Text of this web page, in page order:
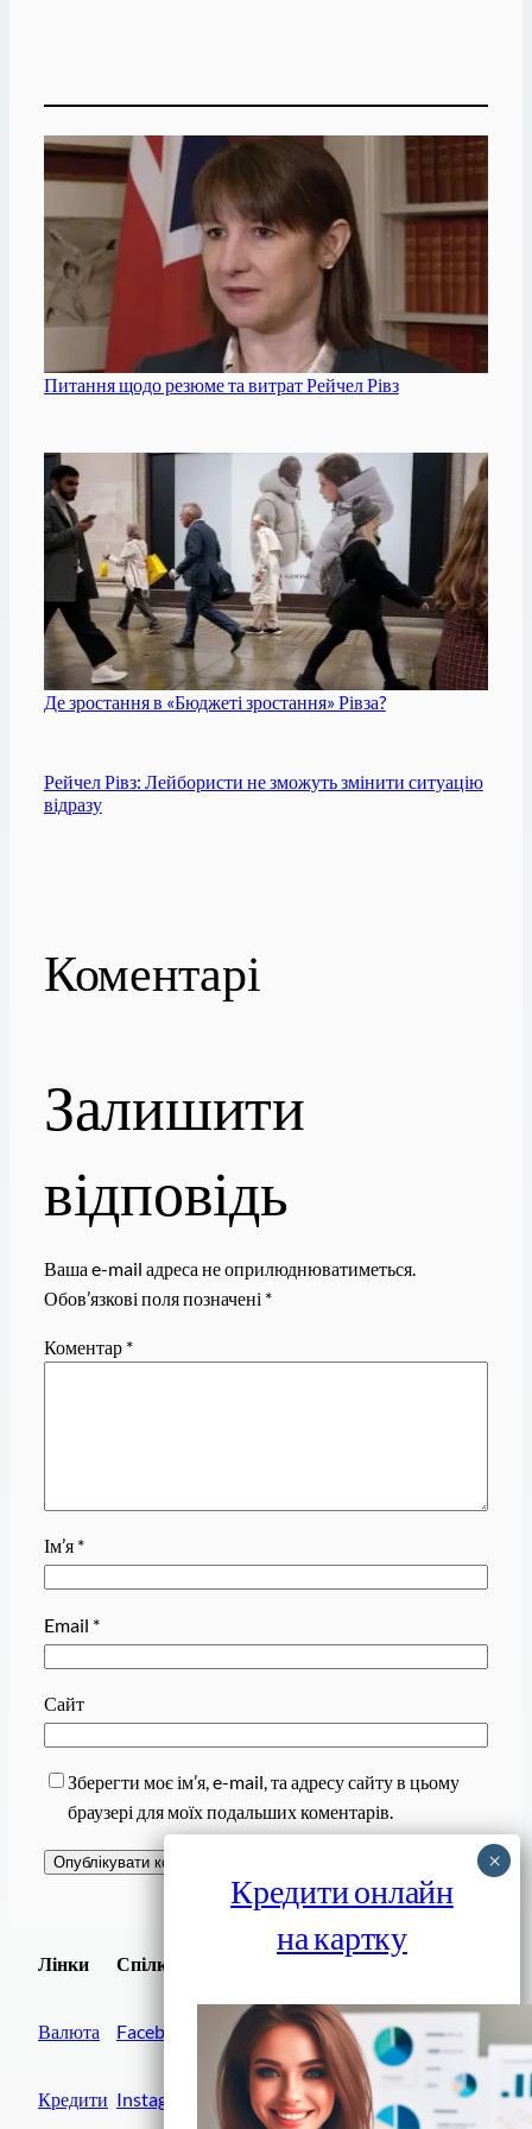
Питання щодо резюме та витрат Рейчел Рівз
Де зростання в «Бюджеті зростання» Рівза?
Рейчел Рівз: Лейбористи не зможуть змінити ситуацію
відразу
Коментарі
Залишити
відповідь
Ваша e-mail адреса не оприлюднюватиметься.
Обов’язкові поля позначені *
Коментар *
Ім’я *
Email *
Сайт
Зберегти моє ім’я, e-mail, та адресу сайту в цьому
браузері для моїх подальших коментарів.
Лінки
Валюта
Кредити
Спілки
Facebook
Instagram
Завантажити
Кредити онлайн
на картку